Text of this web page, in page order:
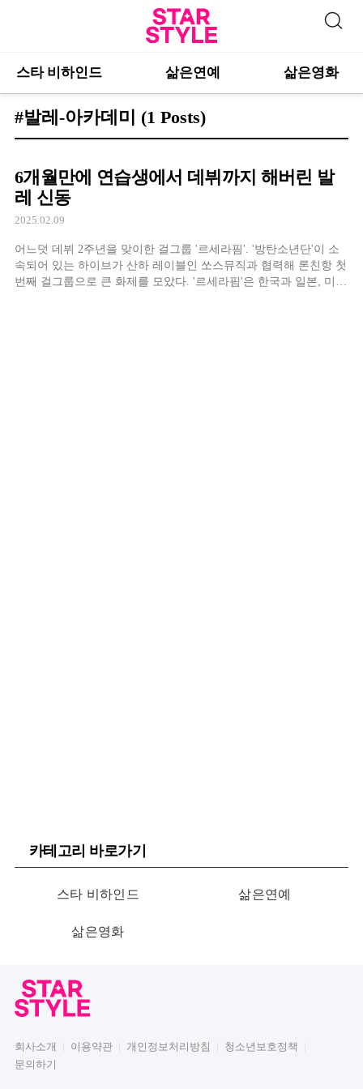
스타 비하인드 삶은연예 삶은영화
#발레-아카데미 (1 Posts)
6개월만에 연습생에서 데뷔까지 해버린 발
레 신동
2025.02.09
어느덧 데뷔 2주년을 맞이한 걸그룹 '르세라핌'. '방탄소년단'이 소
속되어 있는 하이브가 산하 레이블인 쏘스뮤직과 협력해 론친항 첫
번째 걸그룹으로 큰 화제를 모았다. '르세라핌'은 한국과 일본, 미국
카테고리 바로가기
스타 비하인드 삶은연예
삶은영화
회사소개 이용약관 개인정보처리방침
청소년보호정책
문의하기